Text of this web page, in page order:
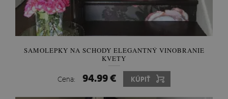
SAMOLEPKY NA SCHODY ELEGANTNÝ VINOBRANIE
KVETY
Cena: 94.99 € KÚPIŤ